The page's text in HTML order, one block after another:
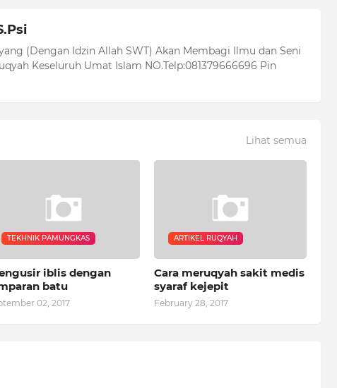
(Dengan Idzin Allah SWT) Akan Membagi Ilmu dan Seni
Keseluruh Umat Islam NO.Telp:081379666696 Pin
Lihat semua
TEKHNIK PAMUNGKAS
iblis dengan
batu
02, 2017
ARTIKEL RUQYAH
Cara meruqyah sakit medis
syaraf kejepit
February 28, 2017